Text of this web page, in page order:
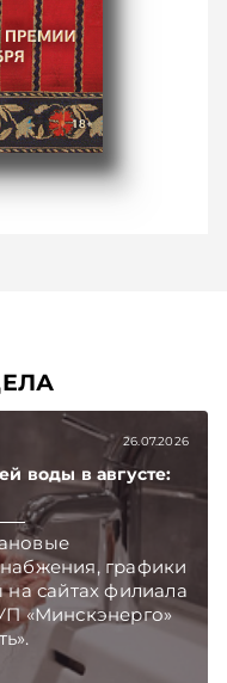
26.07.2026
воды в августе:
графики
на сайтах филиала
«Минскэнерго»